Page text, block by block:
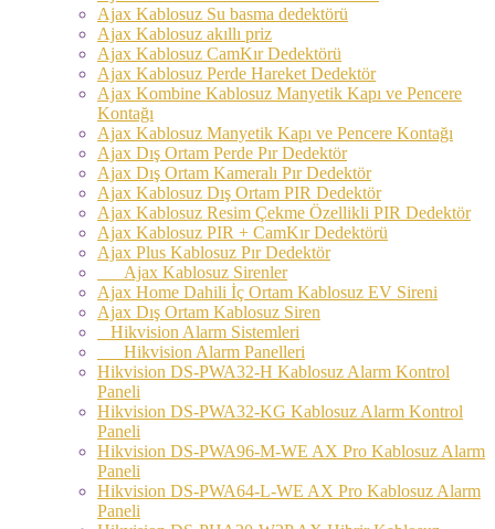
Ajax Kablosuz Su basma dedektörü
Ajax Kablosuz akıllı priz
Ajax Kablosuz CamKır Dedektörü
Ajax Kablosuz Perde Hareket Dedektör
Ajax Kombine Kablosuz Manyetik Kapı ve Pencere
Kontağı
Ajax Kablosuz Manyetik Kapı ve Pencere Kontağı
Ajax Dış Ortam Perde Pır Dedektör
Ajax Dış Ortam Kameralı Pır Dedektör
Ajax Kablosuz Dış Ortam PIR Dedektör
Ajax Kablosuz Resim Çekme Özellikli PIR Dedektör
Ajax Kablosuz PIR + CamKır Dedektörü
Ajax Plus Kablosuz Pır Dedektör
Ajax Kablosuz Sirenler
Ajax Home Dahili İç Ortam Kablosuz EV Sireni
Ajax Dış Ortam Kablosuz Siren
Hikvision Alarm Sistemleri
Hikvision Alarm Panelleri
Hikvision DS-PWA32-H Kablosuz Alarm Kontrol
Paneli
Hikvision DS-PWA32-KG Kablosuz Alarm Kontrol
Paneli
Hikvision DS-PWA96-M-WE AX Pro Kablosuz Alarm
Paneli
Hikvision DS-PWA64-L-WE AX Pro Kablosuz Alarm
Paneli